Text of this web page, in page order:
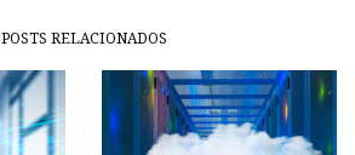
POSTS RELACIONADOS